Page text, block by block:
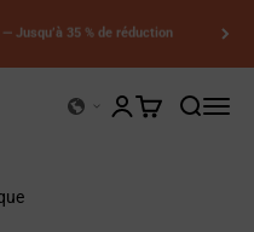
Jusqu’à 35 % de réduction
Ouvrir la
Ouvrir
Ouvrir le compte
Voir le panier